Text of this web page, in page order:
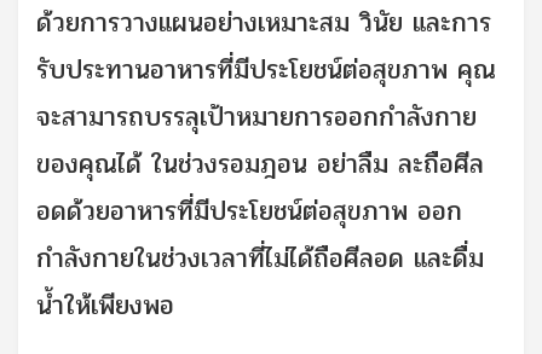
ด้วยการวางแผนอย่างเหมาะสม วินัย และการ
รับประทานอาหารที่มีประโยชน์ต่อสุขภาพ คุณ
จะสามารถบรรลุเป้าหมายการออกกำลังกาย
ของคุณได้ ในช่วงรอมฎอน อย่าลืม ละถือศีล
อดด้วยอาหารที่มีประโยชน์ต่อสุขภาพ ออก
กำลังกายในช่วงเวลาที่ไม่ได้ถือศีลอด และดื่ม
น้ำให้เพียงพอ